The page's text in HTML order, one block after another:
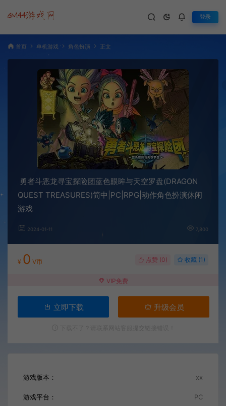
登录
首页 单机游戏 角色扮演 正文
勇者斗恶龙寻宝探险团蓝色眼眸与天空罗盘(DRAGON
QUEST TREASURES)简中|PC|RPG|动作角色扮演休闲
游戏
2024-01-11 7,800
¥ 0 V币 点赞 (0) 收藏 (1)
VIP免费
立即下载 升级会员
游戏版本： xx
游戏平台： PC